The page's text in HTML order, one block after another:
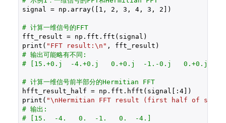
signal = np.array([ 1 , 2 , 3 , 4, 3 , 2 ])
# 计算一维信号的FFT
fft_result = np.fft.fft(signal)
print( "FFT result:\n"
# 输出可能略有不同:
# [15.+0.j  -4.+0.j   0.+0.j  -1.-0.j   0.+0.j  -
# 计算一维信号前半部分的Hermitian FFT
hfft_result_half = np.fft.hfft(signal[: 4])
print( "\nHermitian FFT result (first half of
# 输出:
# [15.  -4.   0.  -1.   0.  -4.]